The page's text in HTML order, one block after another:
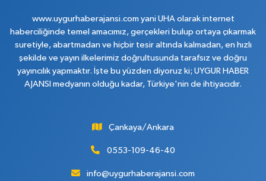
www.uygurhaberajansi.com yani UHA olarak internet
haberciliğinde temel amacımız, gerçekleri bulup ortaya çıkarmak
suretiyle, abartmadan ve hiçbir tesir altında kalmadan, en hızlı
şekilde ve yayın ilkelerimiz doğrultusunda tarafsız ve doğru
yayıncılık yapmaktır. İşte bu yüzden diyoruz ki; UYGUR HABER
AJANSI medyanın olduğu kadar, Türkiye'nin de ihtiyacıdır.
Çankaya/Ankara
0553-109-46-40
info@uygurhaberajansi.com